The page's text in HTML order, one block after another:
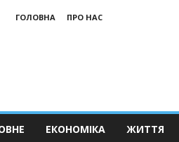
ГОЛОВНА
ПРО НАС
ЕКОНОМІКА ЖИТТЯ